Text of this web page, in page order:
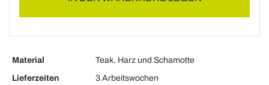
Material
Teak, Harz und Schamotte
Lieferzeiten
3 Arbeitswochen